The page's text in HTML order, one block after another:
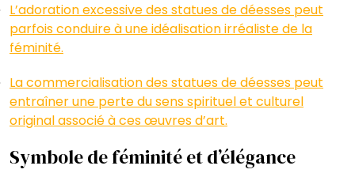
L’adoration excessive des statues de déesses peut
parfois conduire à une idéalisation irréaliste de la
féminité.
La commercialisation des statues de déesses peut
entraîner une perte du sens spirituel et culturel
original associé à ces œuvres d’art.
Symbole de féminité et d’élégance